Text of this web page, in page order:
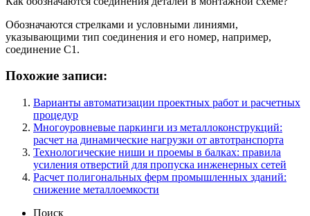
Обозначаются стрелками и условными линиями,
указывающими тип соединения и его номер, например,
соединение С1.
Похожие записи:
Варианты автоматизации проектных работ и расчетных
процедур
Многоуровневые паркинги из металлоконструкций:
расчет на динамические нагрузки от автотранспорта
Технологические ниши и проемы в балках: правила
усиления отверстий для пропуска инженерных сетей
Расчет полигональных ферм промышленных зданий:
снижение металлоемкости
Поиск